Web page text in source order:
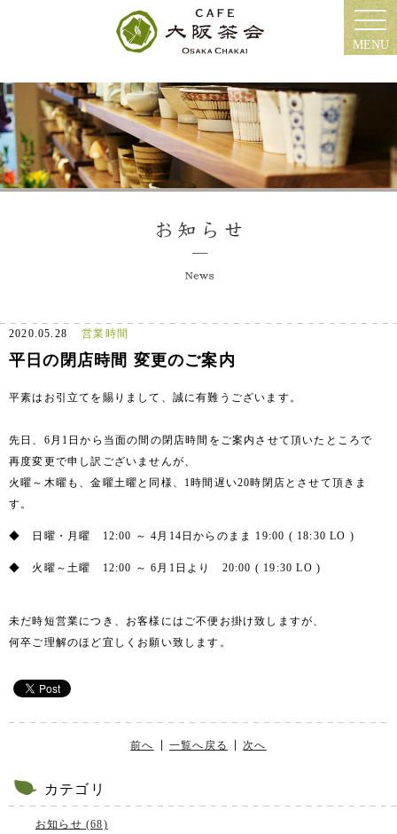
MENU
2020.05.28 営業時間
平日の閉店時間 変更のご案内
平素はお引立てを賜りまして、誠に有難うございます。
先日、6月1日から当面の間の閉店時間をご案内させて頂いたところで
再度変更で申し訳ございませんが、
火曜～木曜も、金曜土曜と同様、1時間遅い20時閉店とさせて頂きま
す。
◆ 日曜・月曜 12:00 ～ 4月14日からのまま 19:00 ( 18:30 LO )
◆ 火曜～土曜 12:00 ～ 6月1日より 20:00 ( 19:30 LO )
未だ時短営業につき、お客様にはご不便お掛け致しますが、
何卒ご理解のほど宜しくお願い致します。
前へ 一覧へ戻る 次へ
カテゴリ
お知らせ (68)